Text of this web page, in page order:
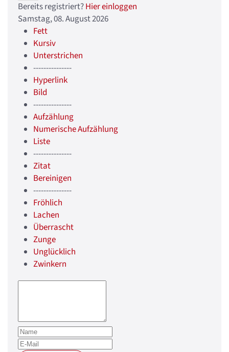
Bereits registriert?Hier einloggen
Samstag, 08. August 2026
Fett
Kursiv
Unterstrichen
---------------
Hyperlink
Bild
---------------
Aufzählung
Numerische Aufzählung
Liste
---------------
Zitat
Bereinigen
---------------
Fröhlich
Lachen
Überrascht
Zunge
Unglücklich
Zwinkern